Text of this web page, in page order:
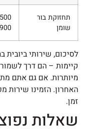
תחזוקת בור
שומן
לסיכום, שירותי ביובית
קיימות – הם דרך
מיותרות. אם גם אתם
האחרון. הזמינו שירות
זמן.
שאלות